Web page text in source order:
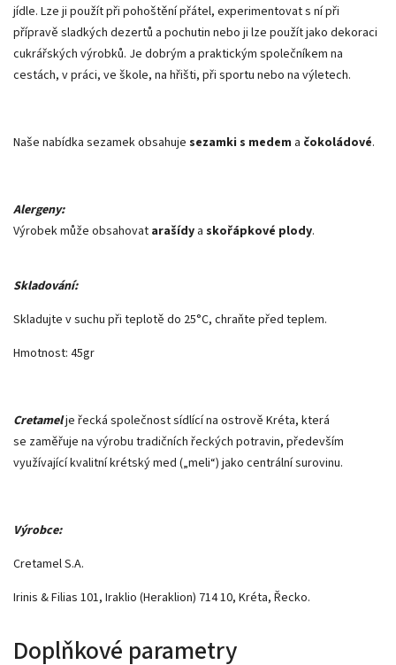
jídle. Lze ji použít při pohoštění přátel, experimentovat s ní při
přípravě sladkých dezertů a pochutin nebo ji lze použít jako dekoraci
cukrářských výrobků. Je dobrým a praktickým společníkem na
cestách, v práci, ve škole, na hřišti, při sportu nebo na výletech.
Naše nabídka sezamek obsahuje sezamki s medem a čokoládové.
Alergeny:
Výrobek může obsahovat arašídy a skořápkové plody.
Skladování:
Skladujte v suchu při teplotě do 25°C, chraňte před teplem.
Hmotnost: 45gr
Cretamelje řecká společnost sídlící na ostrově Kréta, která
se zaměřuje na výrobu tradičních řeckých potravin, především
využívající kvalitní krétský med („meli“) jako centrální surovinu.
Výrobce:
Cretamel S.A.
Irinis & Filias 101, Iraklio (Heraklion) 714 10, Kréta, Řecko.
Doplňkové parametry